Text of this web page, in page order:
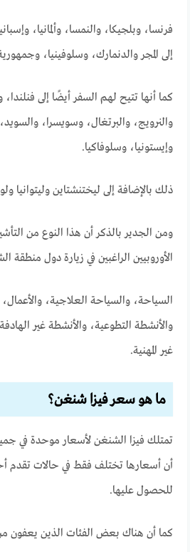
فرنسا، وبلجيكا، والنمسا، وألمانيا،
إلى المجر والدنمارك، وسلوفينيا،
كما أنها تتيح لهم السفر أيضًا إلى فنلندا،
والنرويج، والبرتغال، وسويسرا، والسويد،
وإيستونيا، وسلوفاكيا.
ذلك بالإضافة إلى ليختنشتاين وليتوانيا
ومن الجدير بالذكر أن هذا النوع من
الأوروبيين الراغبين في زيارة دول
السياحة، والسياحة العلاجية، والأعمال،
والأنشطة التطوعية، والأنشطة غير
غير المهنية.
ما هو سعر فيزا شنغن؟
تمتلك فيزا الشنغن لأسعار موحدة في
أن أسعارها تختلف فقط في حالات تقدم
للحصول عليها.
كما أن هناك بعض الفئات الذين يعفون من